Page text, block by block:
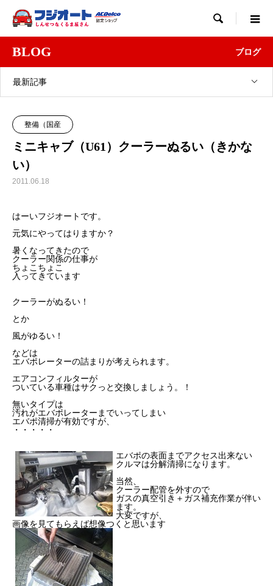

BLOG ブログ
最新記事
整備（国産
ミニキャブ（U61）クーラーぬるい（きかな
い）
2011.06.18
はーいフジオートです。
元気にやってはりますか？
暑くなってきたので
クーラー関係の仕事が
ちょこちょこ
入ってきています
クーラーがぬるい！
とか
風がゆるい！
などは
エバポレーターの詰まりが考えられます。
エアコンフィルターが
ついている車種はサクっと交換しましょう。！
無いタイプは
汚れがエバポレーターまでいってしまい
エバポ清掃が有効ですが、
・・・・・
エバポの表面までアクセス出来ない
クルマは分解清掃になります。
当然、
クーラー配管を外すので
ガスの真空引き＋ガス補充作業が伴い
ます。
大変ですが、
画像を見てもらえば想像つくと思います